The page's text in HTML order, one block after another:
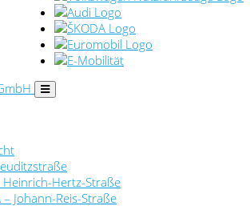
Heinrich-Hertz-Straße
– Johann-Reis-Straße